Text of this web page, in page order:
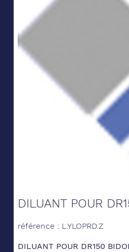
DILUANT POUR
référence : L.YLOPRD.Z
DILUANT POUR DR150